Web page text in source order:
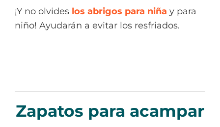
¡Y no olvides los abrigos para niña y para
niño! Ayudarán a evitar los resfriados.
Zapatos para acampar